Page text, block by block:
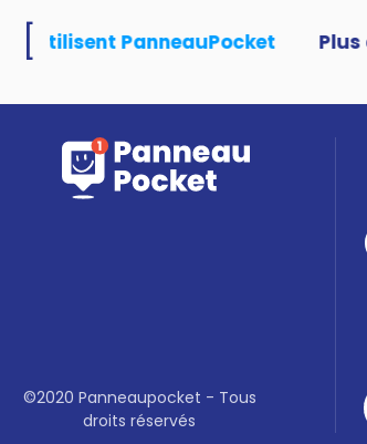
utilisent PanneauPocket
©2020 Panneaupocket - Tous
droits réservés